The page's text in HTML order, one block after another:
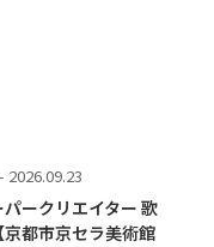
2026.09.23
ークリエイター 歌
都市京セラ美術館